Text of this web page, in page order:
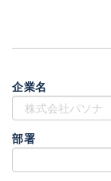
企業名
部署